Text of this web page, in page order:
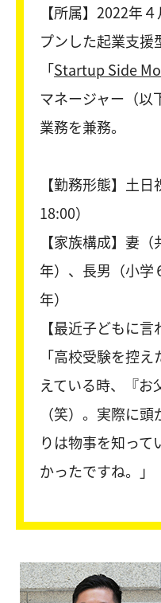
【所属】2022年
プンした起業支援
「Startup Side
マネージャー（以
業務を兼務。
【勤務形態】土
18:00）
【家族構成】妻
年）、長男（小学
年）
【最近子どもに言
「高校受験を控
えている時、『お
（笑）。実際に
りは物事を知って
かったですね。」